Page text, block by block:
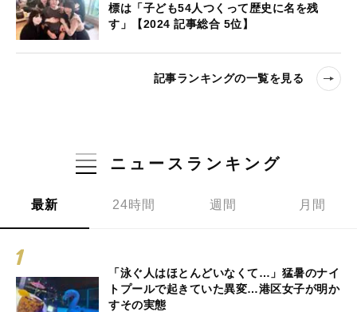
標は「子ども54人つくって歴史に名を残
す」【2024 記事総合 5位】
記事ランキングの一覧を見る
ニュースランキング
最新 24時間 週間 月間
「泳ぐ人はほとんどいなくて…」猛暑のナイ
トプールで起きていた異変…港区女子が明か
すその実態